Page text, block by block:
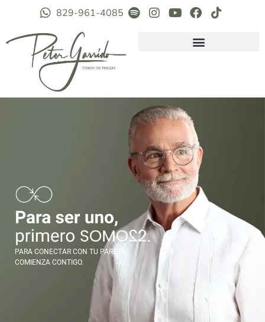
829-961-4085
PARA CONECTAR CON TU PAREJA,
COMIENZA CONTIGO.